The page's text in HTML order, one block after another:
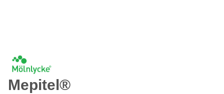
Mepitel®